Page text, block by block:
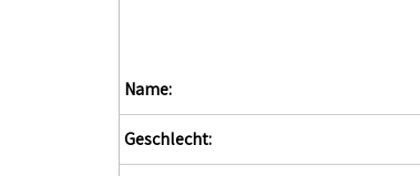
Name:
Geschlecht: